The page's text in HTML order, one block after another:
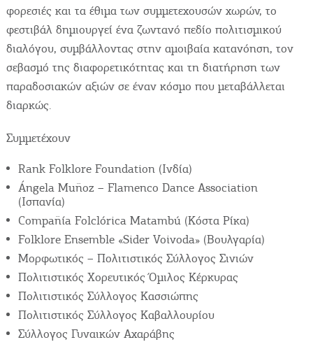
φορεσιές και τα έθιμα των συμμετεχουσών χωρών, το
φεστιβάλ δημιουργεί ένα ζωντανό πεδίο πολιτισμικού
διαλόγου, συμβάλλοντας στην αμοιβαία κατανόηση, τον
σεβασμό της διαφορετικότητας και τη διατήρηση των
παραδοσιακών αξιών σε έναν κόσμο που μεταβάλλεται
διαρκώς.
Συμμετέχουν
Rank Folklore Foundation (Ινδία)
Ángela Muñoz – Flamenco Dance Association
(Ισπανία)
Compañía Folclórica Matambú (Κόστα Ρίκα)
Folklore Ensemble «Sider Voivoda» (Βουλγαρία)
Μορφωτικός – Πολιτιστικός Σύλλογος Σινιών
Πολιτιστικός Χορευτικός Όμιλος Κέρκυρας
Πολιτιστικός Σύλλογος Κασσιώπης
Πολιτιστικός Σύλλογος Καβαλλουρίου
Σύλλογος Γυναικών Αχαράβης